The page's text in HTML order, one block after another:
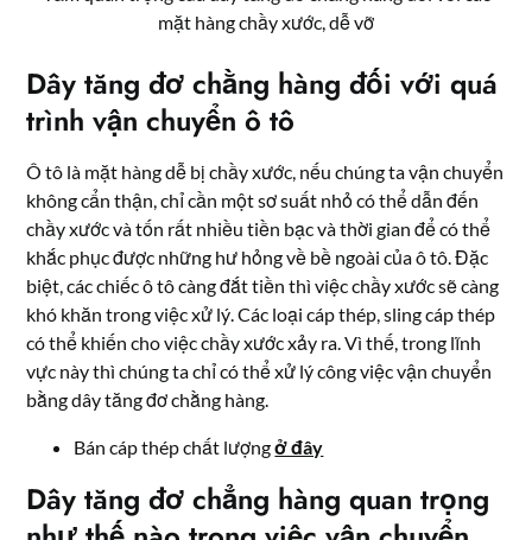
mặt hàng chầy xước, dễ vỡ
Dây tăng đơ chằng hàng đối với quá
trình vận chuyển ô tô
Ô tô là mặt hàng dễ bị chầy xước, nếu chúng ta vận chuyển
không cẩn thận, chỉ cần một sơ suất nhỏ có thể dẫn đến
chầy xước và tốn rất nhiều tiền bạc và thời gian để có thể
khắc phục được những hư hỏng về bề ngoài của ô tô. Đặc
biệt, các chiếc ô tô càng đắt tiền thì việc chầy xước sẽ càng
khó khăn trong việc xử lý. Các loại cáp thép, sling cáp thép
có thể khiến cho việc chầy xước xảy ra. Vì thế, trong lĩnh
vực này thì chúng ta chỉ có thể xử lý công việc vận chuyển
bằng dây tăng đơ chằng hàng.
Bán cáp thép chất lượngở đây
Dây tăng đơ chẳng hàng quan trọng